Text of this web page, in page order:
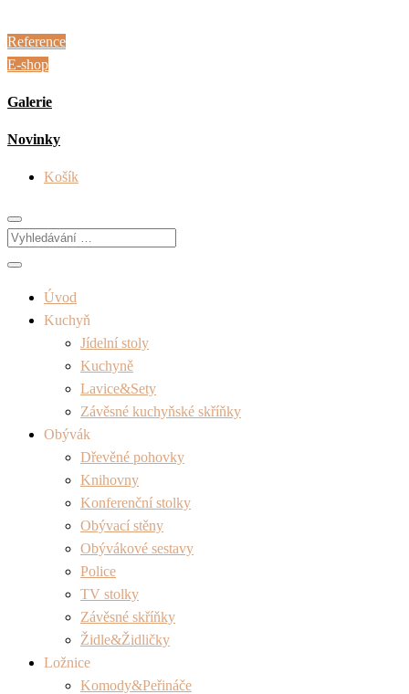
Reference
E-shop
Galerie
Novinky
Košík
Úvod
Kuchyň
Jídelní stoly
Kuchyně
Lavice&Sety
Závěsné kuchyňské skříňky
Obývák
Dřevěné pohovky
Knihovny
Konferenční stolky
Obývací stěny
Obývákové sestavy
Police
TV stolky
Závěsné skříňky
Židle&Židličky
Ložnice
Komody&Peřináče